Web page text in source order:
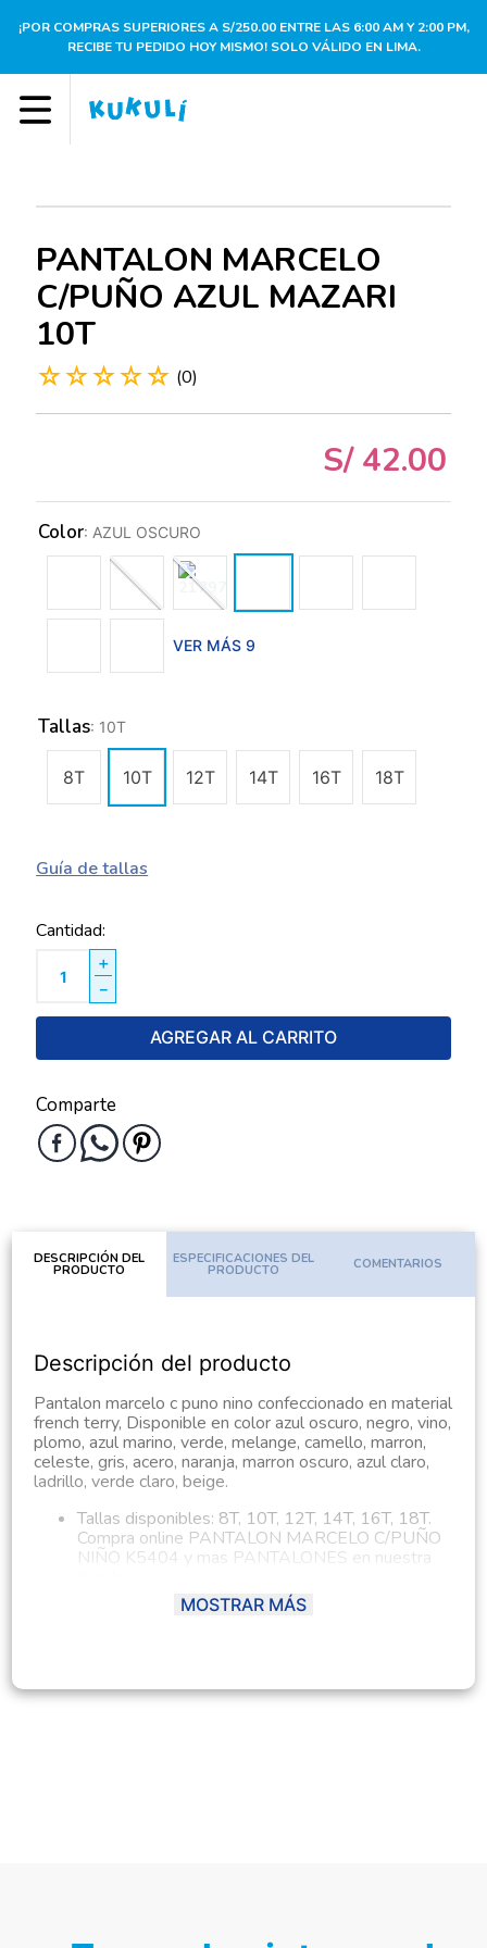
¡POR COMPRAS SUPERIORES A S/250.00 ENTRE LAS 6:00 AM Y 2:00 PM,
RECIBE TU PEDIDO HOY MISMO! SOLO VÁLIDO EN LIMA.
PANTALON MARCELO
C/PUÑO AZUL MAZARI
10T
☆☆☆☆☆ (0)
S/ 42.00
Tallas: 10T
8T 10T 12T 14T 16T 18T
Color: AZUL OSCURO
VER MÁS 9
Guía de tallas
Cantidad
＋
－
AGREGAR AL CARRITO
Comparte
DESCRIPCIÓN DEL
PRODUCTO
ESPECIFICACIONES DEL
PRODUCTO COMENTARIOS
Descripción del producto
Pantalon marcelo c puno nino confeccionado en material
french terry, Disponible en color azul oscuro, negro, vino,
plomo, azul marino, verde, melange, camello, marron,
celeste, gris, acero, naranja, marron oscuro, azul claro,
ladrillo, verde claro, beige.
Tallas disponibles: 8T, 10T, 12T, 14T, 16T, 18T.
Compra online PANTALON MARCELO C/PUÑO
NIÑO K5404 y mas PANTALONES en nuestra
Los diseños del estampado o bordado son
aleatorios segun la disponibilidad de stock.
MOSTRAR MÁS